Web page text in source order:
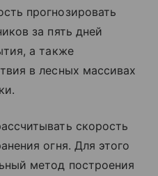
прогнозировать
за пять дней
а также
в лесных массивах
скорость
огня. Для этого
метод построения